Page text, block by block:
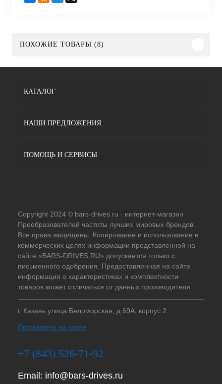
ПОХОЖИЕ ТОВАРЫ (8)
КАТАЛОГ
НАШИ ПРЕДЛОЖЕНИЯ
ПОМОЩЬ И СЕРВИСЫ
Copyright 2024 © bars-drives.ru - интернет-магазин
Преобразователей частоты лучших мировых брендов.
Все права защищены. Копирование и использование в
коммерческих целях информации представленной на
сайте «BARS-DRIVES.RU» допускается только с
письменного одобрения. Предоставленная на сайте
информация о характеристиках и комплектности
товаров может отличаться от данных производителя
г. Казань улица Беломорская, д.69А, корпус 2
Посмотреть на карте
+7 (843) 526-71-92
Email: info@bars-drives.ru